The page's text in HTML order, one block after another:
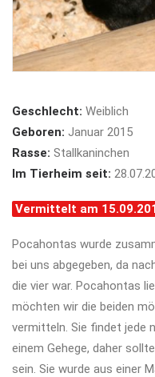
Geschlecht: Weiblich
Geboren: Januar 2015
Rasse: Stallkaninchen
Im Tierheim seit:
Vermittelt am
Pocahontas wurde
bei uns abgegeben, da
die vier war. Pocahontas
möchten wir die beiden
vermitteln. Sie findet jede
einem Gehege, daher
sein. Sie wurde aus einer